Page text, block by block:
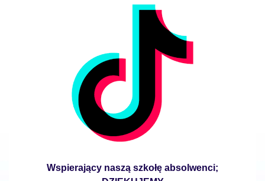
Wspierający naszą szkołę absolwenci;